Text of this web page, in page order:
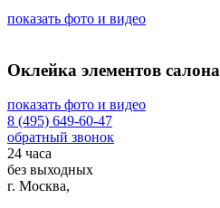
показать фото и видео
Оклейка элементов салона
показать фото и видео
8 (495) 649-60-47
обратный звонок
24 часа
без выходных
г. Москва,